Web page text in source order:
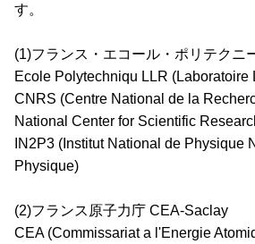
す。
(1)フランス・エコール・ポリテクニ
Ecole Polytechniqu LLR (Laboratoire
CNRS (Centre National de la
National Center for Scientific
IN2P3 (Institut National de Physique
Physique)
(2)フランス原子力庁 CEA-Saclay
CEA (Commissariat a l'Energie